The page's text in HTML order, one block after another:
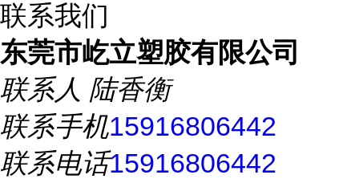
联系我们
东莞市屹立塑胶有限公司
联系人 陆香衡
联系手机15916806442
联系电话15916806442